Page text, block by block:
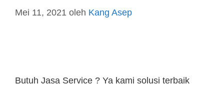
Mei 11, 2021 oleh Kang Asep
Butuh Jasa Service ? Ya kami solusi terbaik